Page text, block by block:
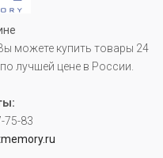
можете купить товары 24
лучшей цене в России.
75-83